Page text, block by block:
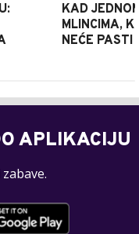
KAD
MLINCIMA,
NEĆE PASTI
APLIKACIJU